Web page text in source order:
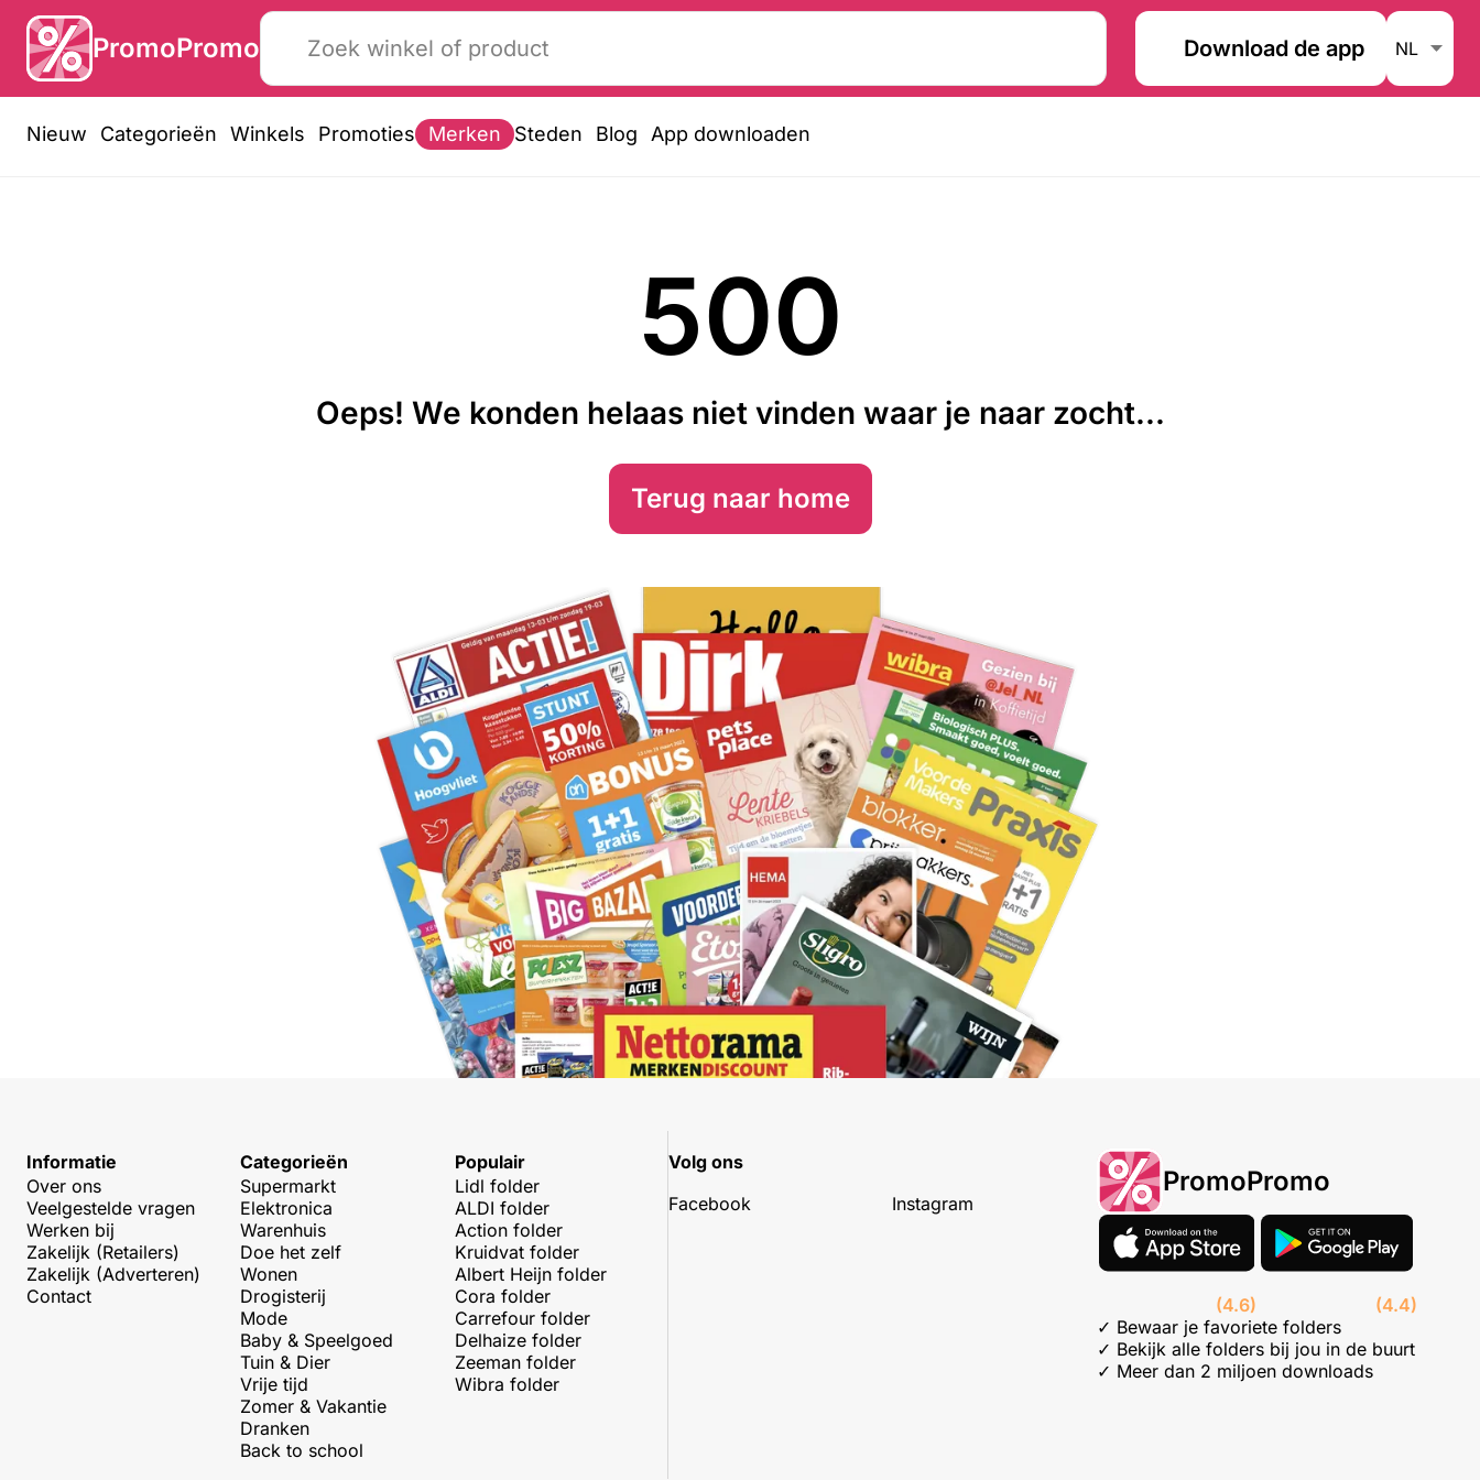
PromoPromo Download de app
Nieuw Categorieën Winkels Promoties Merken Steden Blog App downloaden
500
Oeps! We konden helaas niet vinden waar je naar zocht...
Terug naar home
Informatie
Over ons
Veelgestelde vragen
Werken bij
Zakelijk (Retailers)
Zakelijk (Adverteren)
Contact
Categorieën
Supermarkt
Elektronica
Warenhuis
Doe het zelf
Wonen
Drogisterij
Mode
Baby & Speelgoed
Tuin & Dier
Vrije tijd
Zomer & Vakantie
Dranken
Back to school
Populair
Lidl folder
ALDI folder
Action folder
Kruidvat folder
Albert Heijn folder
Cora folder
Carrefour folder
Delhaize folder
Zeeman folder
Wibra folder
Volg ons
Facebook
Instagram
PromoPromo
(4.6)
(4.4)
✓ Bewaar je favoriete folders
✓ Bekijk alle folders bij jou in de buurt
✓ Meer dan 2 miljoen downloads